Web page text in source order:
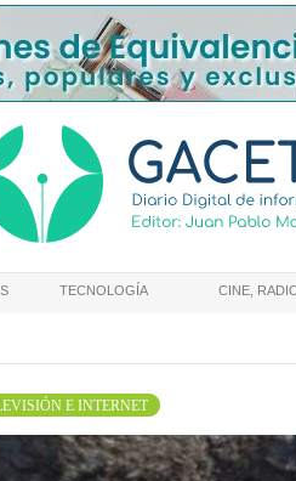
TECNOLOGÍA CINE,
E INTERNET